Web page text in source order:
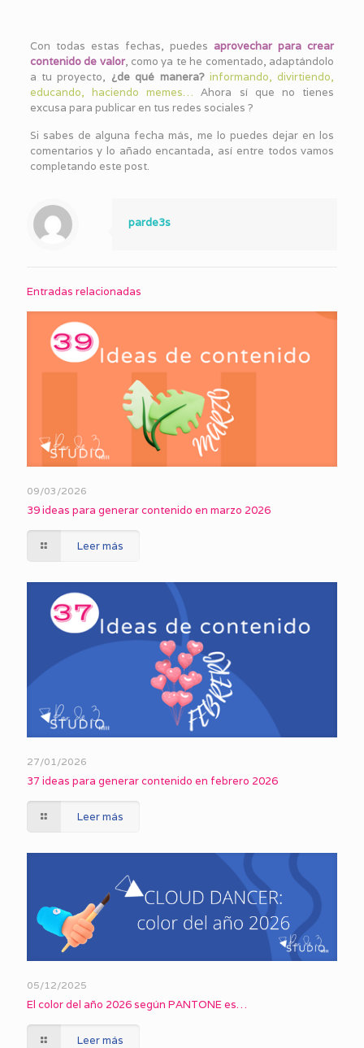
Con todas estas fechas, puedes aprovechar para crear
contenido de valor, como ya te he comentado, adaptándolo
a tu proyecto, ¿de qué manera? informando, divirtiendo,
educando, haciendo memes… Ahora sí que no tienes
excusa para publicar en tus redes sociales ?
Si sabes de alguna fecha más, me lo puedes dejar en los
comentarios y lo añado encantada, así entre todos vamos
completando este post.
parde3s
Entradas relacionadas
09/03/2026
39 ideas para generar contenido en marzo 2026
Leer más
27/01/2026
37 ideas para generar contenido en febrero 2026
Leer más
05/12/2025
El color del año 2026 según PANTONE es…
Leer más